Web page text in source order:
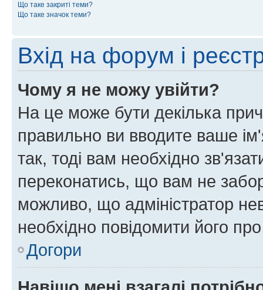
Що таке закриті теми?
Що таке значок теми?
Вхід на форум і
Чому я не можу увійти?
На це може бути декілька
правильно ви вводите ваше
так, тоді вам необхідно
переконатись, що вам не
можливо, що адміністратор
необхідно повідомити його
Догори